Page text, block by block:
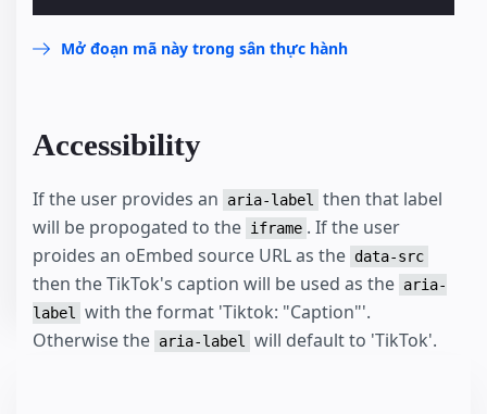
Mở đoạn mã này trong sân thực hành
Accessibility
If the user provides an aria-label
then that label
will be propogated to the iframe . If the user
proides an oEmbed source URL as the data-src
then the TikTok's caption will be used as the aria-
label
with the format 'Tiktok: "Caption"'.
Otherwise the aria-label will default to 'TikTok'.